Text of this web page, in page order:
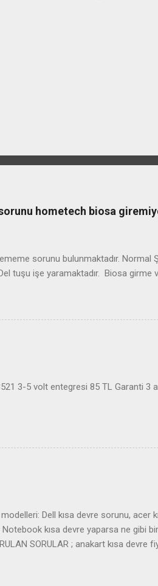
hometech biosa
sorunu bulunmaktadır.
tuşu işe yaramaktadır. Biosa girme
3-5 volt entegresi 85 TL Garanti 3
Dell kısa devre sorunu,
kısa devre yaparsa ne gibi
SORULAR ; anakart kısa